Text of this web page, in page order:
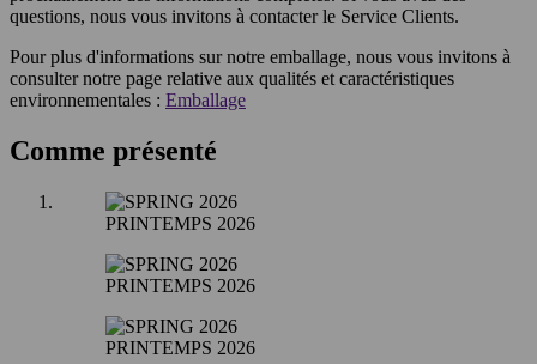
questions, nous vous invitons à contacter le Service Clients.
Pour plus d'informations sur notre emballage, nous vous invitons à
consulter notre page relative aux qualités et caractéristiques
environnementales : Emballage
Comme présenté
PRINTEMPS 2026
PRINTEMPS 2026
PRINTEMPS 2026